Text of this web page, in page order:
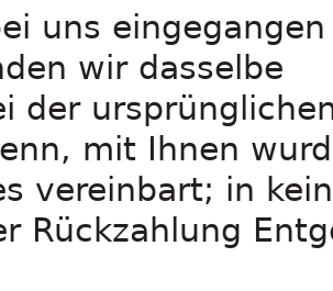
uns
wir dasselbe
der
mit Ihnen
vereinbart; in
Rückzahlung